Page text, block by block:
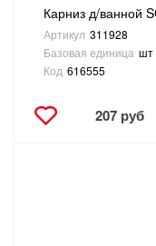
Карниз д/ванной
Артикул 311928
Базовая единица шт
Код 616555
207 руб